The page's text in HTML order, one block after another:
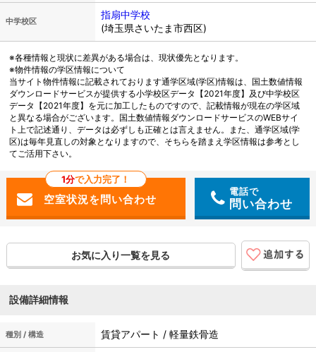
中学校区
指扇中学校
(埼玉県さいたま市西区)
※各種情報と現状に差異がある場合は、現状優先となります。
※物件情報の学区情報について
当サイト物件情報に記載されております通学区域(学区)情報は、国土数値情報
ダウンロードサービスが提供する小学校区データ【2021年度】及び中学校区
データ【2021年度】を元に加工したものですので、記載情報が現在の学区域
と異なる場合がございます。国土数値情報ダウンロードサービスのWEBサイ
ト上で記述通り、データは必ずしも正確とは言えません。また、通学区域(学
区)は毎年見直しの対象となりますので、そちらを踏まえ学区情報は参考とし
てご活用下さい。
1分で入力完了！
電話で
問い合わせ
お気に入り一覧を見る
設備詳細情報
種別 / 構造 賃貸アパート / 軽量鉄骨造